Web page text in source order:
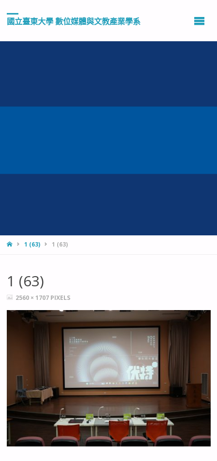
國立臺東大學 數位媒體與文教產業學系
HOME1 (63) 1 (63)
1 (63)
FULL2560 × 1707 PIXELS